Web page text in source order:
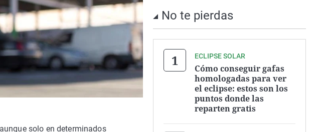
solo en determinados
No te pierdas
ECLIPSE SOLAR
Cómo conseguir gafas
homologadas para ver
el eclipse: estos son los
puntos donde las
reparten gratis